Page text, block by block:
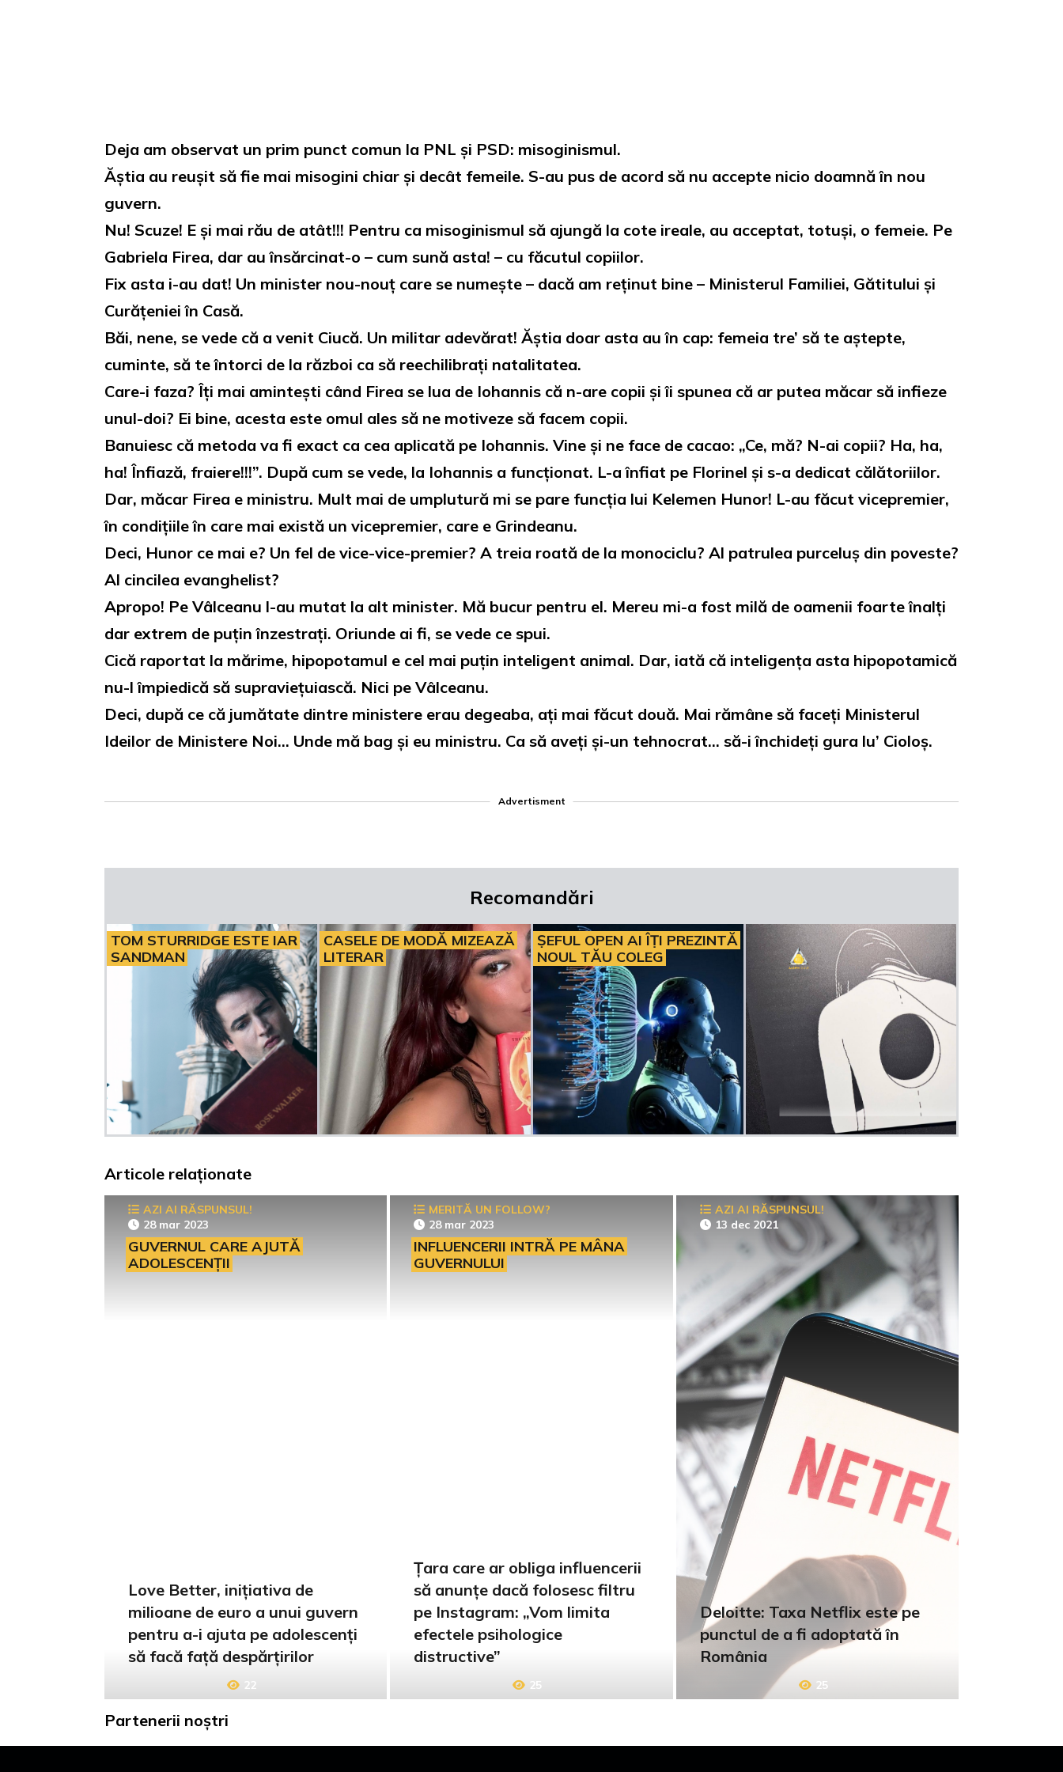
Deja am observat un prim punct comun la PNL și PSD: misoginismul.
Ăștia au reușit să fie mai misogini chiar și decât femeile. S-au pus de acord să nu accepte nicio doamnă în nou
guvern.
Nu! Scuze! E și mai rău de atât!!! Pentru ca misoginismul să ajungă la cote ireale, au acceptat, totuși, o femeie. Pe
Gabriela Firea, dar au însărcinat-o – cum sună asta! – cu făcutul copiilor.
Fix asta i-au dat! Un minister nou-nouț care se numește – dacă am reținut bine – Ministerul Familiei, Gătitului și
Curățeniei în Casă.
Băi, nene, se vede că a venit Ciucă. Un militar adevărat! Ăștia doar asta au în cap: femeia tre’ să te aștepte,
cuminte, să te întorci de la război ca să reechilibrați natalitatea.
Care-i faza? Îți mai amintești când Firea se lua de Iohannis că n-are copii și îi spunea că ar putea măcar să infieze
unul-doi? Ei bine, acesta este omul ales să ne motiveze să facem copii.
Banuiesc că metoda va fi exact ca cea aplicată pe Iohannis. Vine și ne face de cacao: „Ce, mă? N-ai copii? Ha, ha,
ha! Înfiază, fraiere!!!”. După cum se vede, la Iohannis a funcționat. L-a înfiat pe Florinel și s-a dedicat călătoriilor.
Dar, măcar Firea e ministru. Mult mai de umplutură mi se pare funcția lui Kelemen Hunor! L-au făcut vicepremier,
în condițiile în care mai există un vicepremier, care e Grindeanu.
Deci, Hunor ce mai e? Un fel de vice-vice-premier? A treia roată de la monociclu? Al patrulea purceluș din poveste?
Al cincilea evanghelist?
Apropo! Pe Vâlceanu l-au mutat la alt minister. Mă bucur pentru el. Mereu mi-a fost milă de oamenii foarte înalți
dar extrem de puțin înzestrați. Oriunde ai fi, se vede ce spui.
Cică raportat la mărime, hipopotamul e cel mai puțin inteligent animal. Dar, iată că inteligența asta hipopotamică
nu-l împiedică să supraviețuiască. Nici pe Vâlceanu.
Deci, după ce că jumătate dintre ministere erau degeaba, ați mai făcut două. Mai rămâne să faceți Ministerul
Ideilor de Ministere Noi… Unde mă bag și eu ministru. Ca să aveți și-un tehnocrat… să-i închideți gura lu’ Cioloș.
Advertisment
Recomandări
TOM STURRIDGE ESTE IAR
SANDMAN
CASELE DE MODĂ MIZEAZĂ
LITERAR
ȘEFUL OPEN AI ÎȚI PREZINTĂ
NOUL TĂU COLEG
Articole relaționate
AZI AI RĂSPUNSUL!
28 mar 2023
GUVERNUL CARE AJUTĂ
ADOLESCENȚII
Love Better, inițiativa de
milioane de euro a unui guvern
pentru a-i ajuta pe adolescenți
să facă față despărțirilor
22
MERITĂ UN FOLLOW?
28 mar 2023
INFLUENCERII INTRĂ PE MÂNA
GUVERNULUI
Țara care ar obliga influencerii
să anunțe dacă folosesc filtru
pe Instagram: „Vom limita
efectele psihologice
distructive”
25
AZI AI RĂSPUNSUL!
13 dec 2021
Deloitte: Taxa Netflix este pe
punctul de a fi adoptată în
România
25
Partenerii noștri